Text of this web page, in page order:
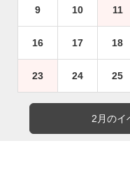
9 10 11
16 17 18
23 24 25
2月のイ